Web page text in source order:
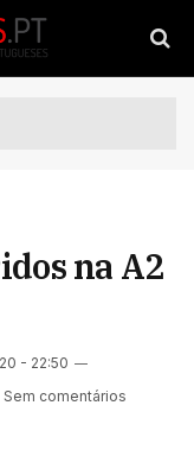
na A2
- 22:50
Sem comentários